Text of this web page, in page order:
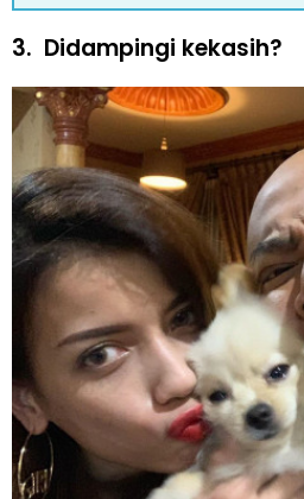
3. Didampingi kekasih?